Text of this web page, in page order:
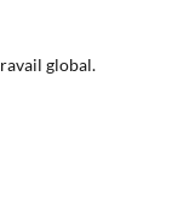
global.